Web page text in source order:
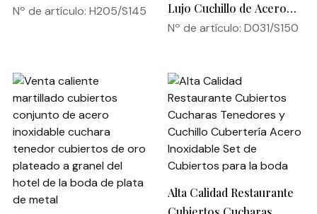
inoxidable 18/10 cubiertos
Nº de artículo: H205/S145
Lujo Cuchillo de Acero
Inoxidable Tenedor
de Boda
Nº de artículo: D031/S150
Alta Calidad Restaurante